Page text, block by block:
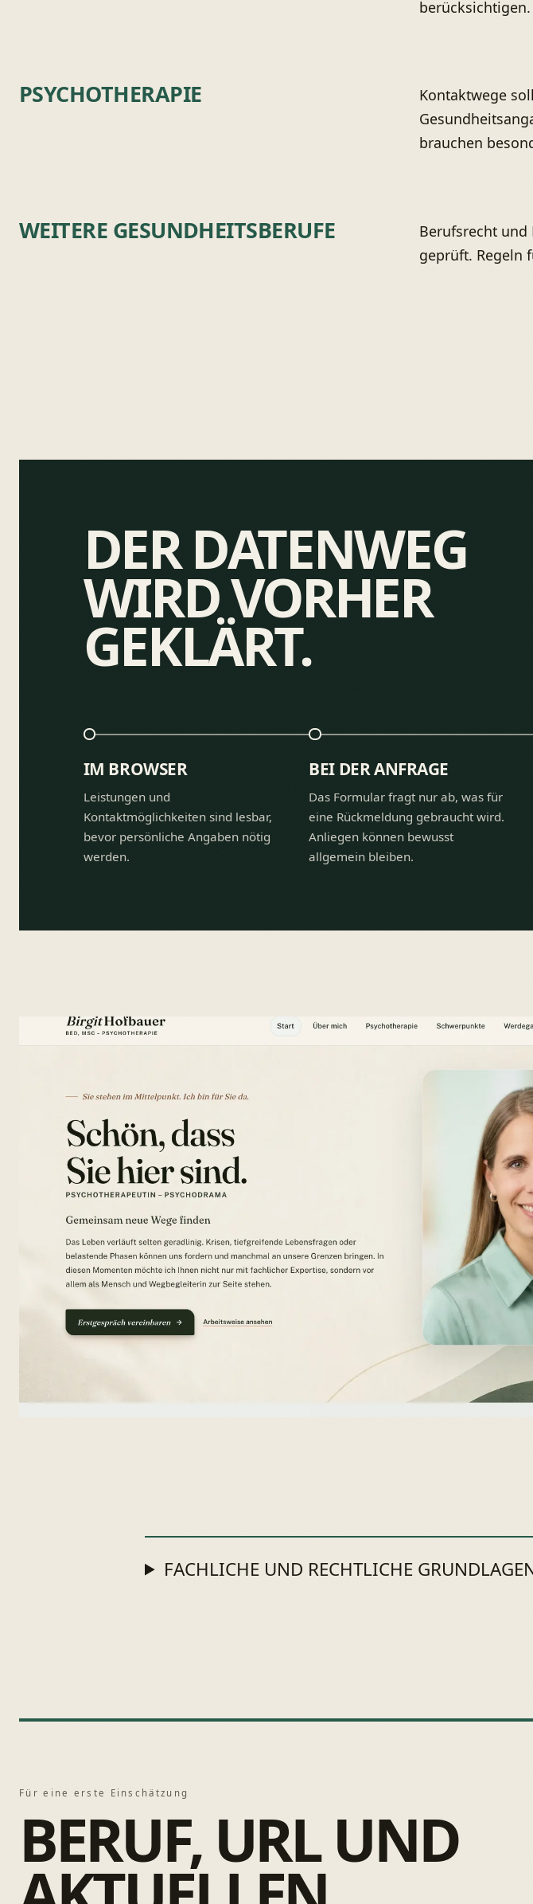
berücksichtigen.
PSYCHOTHERAPIE
Kontaktwege
brauchen
WEITERE GESUNDHEITSBERUFE
Berufsrecht
geprüft. Regeln
DER DATENWEG
WIRD VORHER
GEKLÄRT.
IM BROWSER
Leistungen und
Kontaktmöglichkeiten sind lesbar,
bevor persönliche Angaben nötig
werden.
BEI DER ANFRAGE
Das Formular fragt nur ab, was für
eine Rückmeldung gebraucht wird.
Anliegen können bewusst
allgemein bleiben.
FACHLICHE UND RECHTLICHE
Für eine erste Einschätzung
BERUF, URL UND